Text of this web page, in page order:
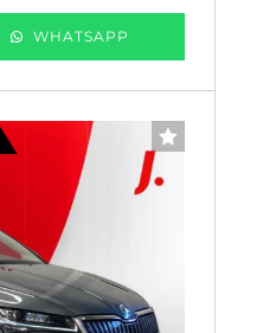
WHATSAPP
SUOSIKKI